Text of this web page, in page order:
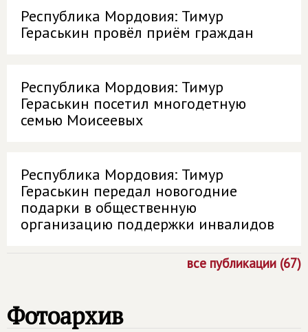
Республика Мордовия: Тимур
Гераськин провёл приём граждан
Республика Мордовия: Тимур
Гераськин посетил многодетную
семью Моисеевых
Республика Мордовия: Тимур
Гераськин передал новогодние
подарки в общественную
организацию поддержки инвалидов
все публикации (67)
Фотоархив